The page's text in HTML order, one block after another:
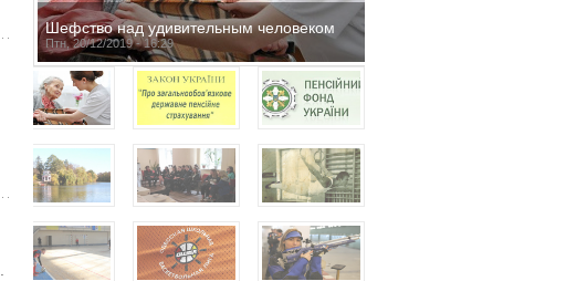
Шефство над удивительным человеком
Птн, 20/12/2019 - 16:29